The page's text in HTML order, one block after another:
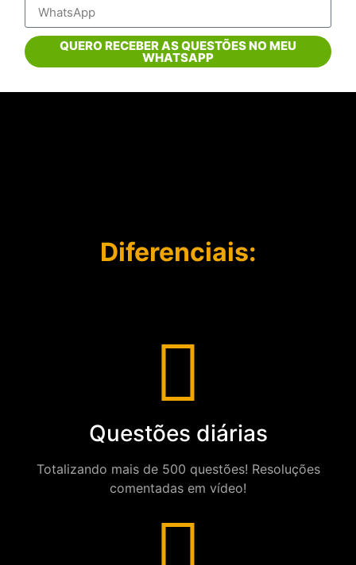
QUERO RECEBER AS QUESTÕES NO MEU
WHATSAPP
Diferenciais:
Questões diárias
Totalizando mais de 500 questões! Resoluções
comentadas em vídeo!